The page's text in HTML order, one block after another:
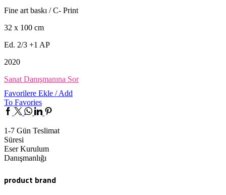
Fine art baskı / C- Print
32 x 100 cm
Ed. 2/3 +1 AP
2020
Sanat Danışmanına Sor
Favorilere Ekle / Add
To Favories
Facebook
Twitter
Whatsapp
Linkedin
Pinterest
1-7 Gün Teslimat
Süresi
Eser Kurulum
Danışmanlığı
product brand